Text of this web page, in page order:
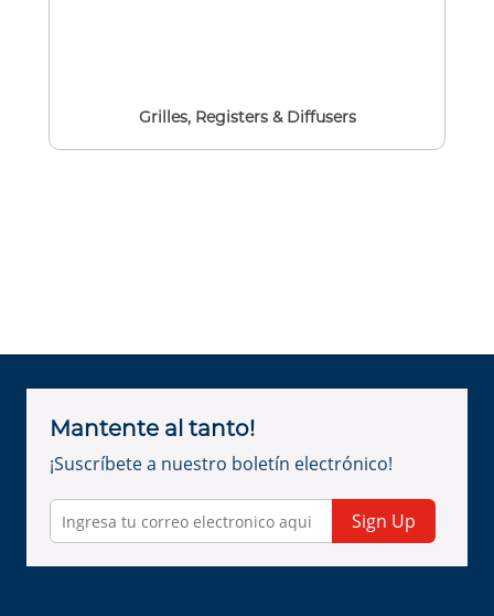
Grilles, Registers & Diffusers
Mantente al tanto!
¡Suscríbete a nuestro boletín electrónico!
Sign Up